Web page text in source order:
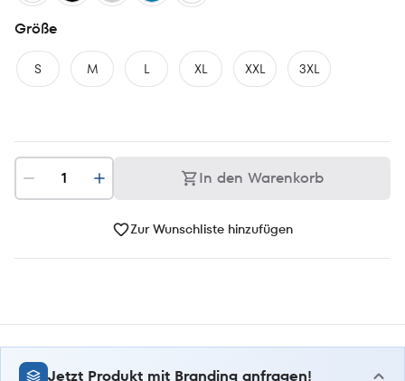
Größe
S M L XL XXL 3XL
In den Warenkorb
Zur Wunschliste hinzufügen
Jetzt Produkt mit Branding anfragen!